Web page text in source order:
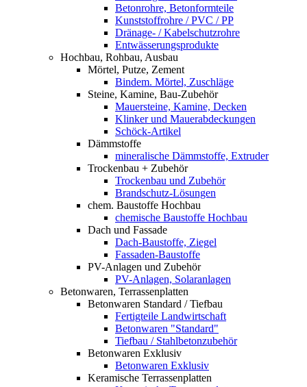
Betonrohre, Betonformteile
Kunststoffrohre / PVC / PP
Dränage- / Kabelschutzrohre
Entwässerungsprodukte
Hochbau, Rohbau, Ausbau
Mörtel, Putze, Zement
Bindem. Mörtel, Zuschläge
Steine, Kamine, Bau-Zubehör
Mauersteine, Kamine, Decken
Klinker und Mauerabdeckungen
Schöck-Artikel
Dämmstoffe
mineralische Dämmstoffe, Extruder
Trockenbau + Zubehör
Trockenbau und Zubehör
Brandschutz-Lösungen
chem. Baustoffe Hochbau
chemische Baustoffe Hochbau
Dach und Fassade
Dach-Baustoffe, Ziegel
Fassaden-Baustoffe
PV-Anlagen und Zubehör
PV-Anlagen, Solaranlagen
Betonwaren, Terrassenplatten
Betonwaren Standard / Tiefbau
Fertigteile Landwirtschaft
Betonwaren "Standard"
Tiefbau / Stahlbetonzubehör
Betonwaren Exklusiv
Betonwaren Exklusiv
Keramische Terrassenplatten